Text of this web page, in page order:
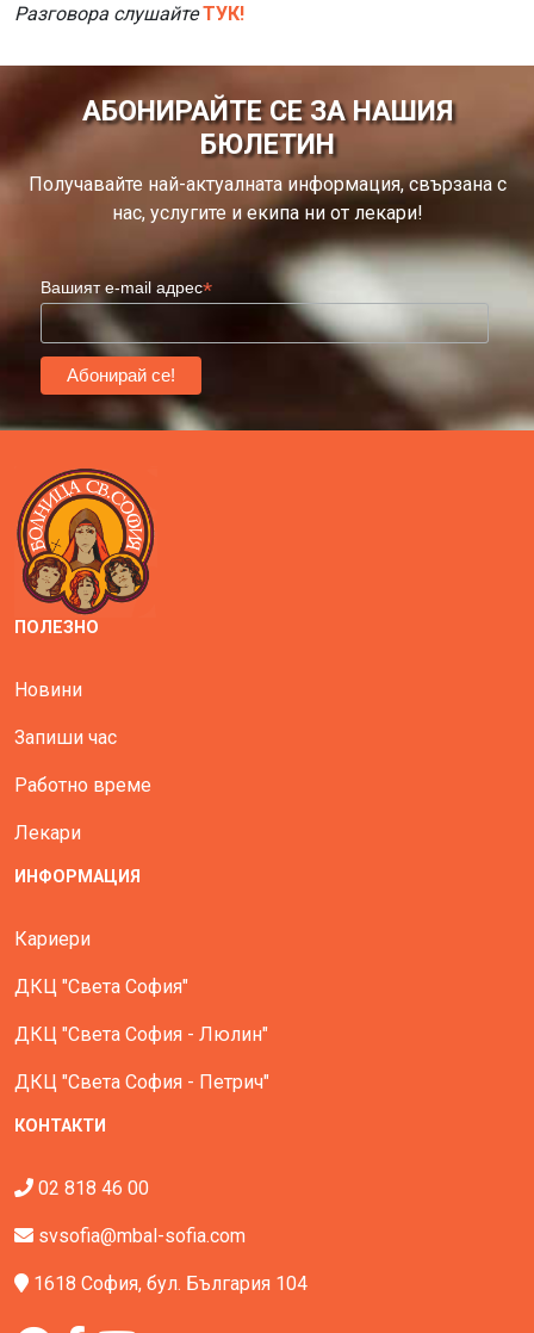
Разговора слушайте ТУК!
АБОНИРАЙТЕ СЕ ЗА НАШИЯ
БЮЛЕТИН
Получавайте най-актуалната информация, свързана с
нас, услугите и екипа ни от лекари!
Вашият e-mail адрес*
ПОЛЕЗНО
Новини
Запиши час
Работно време
Лекари
ИНФОРМАЦИЯ
Кариери
ДКЦ "Света София"
ДКЦ "Света София - Люлин"
ДКЦ "Света София - Петрич"
КОНТАКТИ
02 818 46 00
svsofia@mbal-sofia.com
1618 София, бул. България 104